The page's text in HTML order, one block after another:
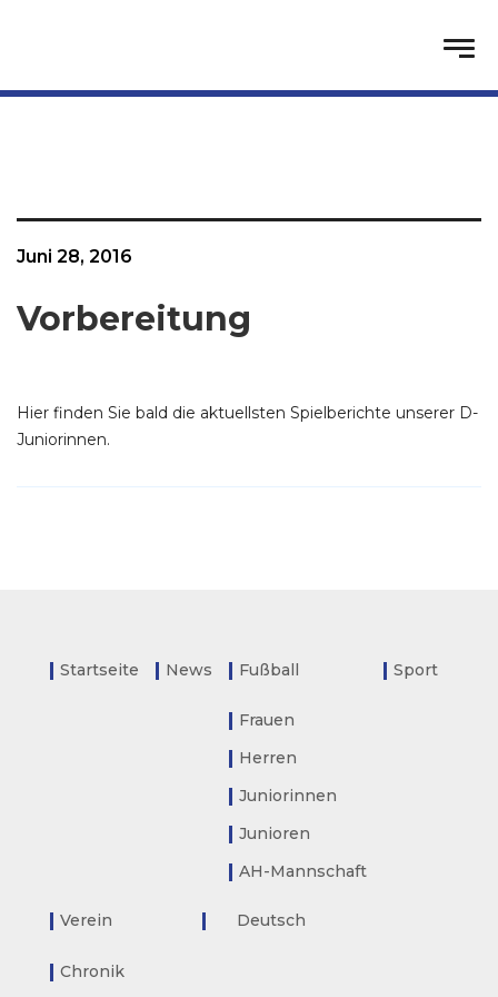
Juni 28, 2016
Vorbereitung
Hier finden Sie bald die aktuellsten Spielberichte unserer D-
Juniorinnen.
Startseite News Fußball
Frauen
Herren
Juniorinnen
Junioren
AH-Mannschaft
Sport
Verein
Chronik
Deutsch